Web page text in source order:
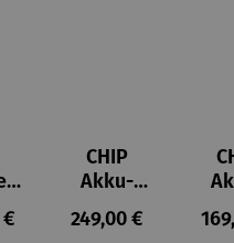
Preis:
CHIP
Akku-
Staubsau
ger
Regulärer Preis:
249,00 €
ger